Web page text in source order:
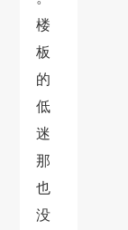
楼
板
的
低
迷
那
也
没